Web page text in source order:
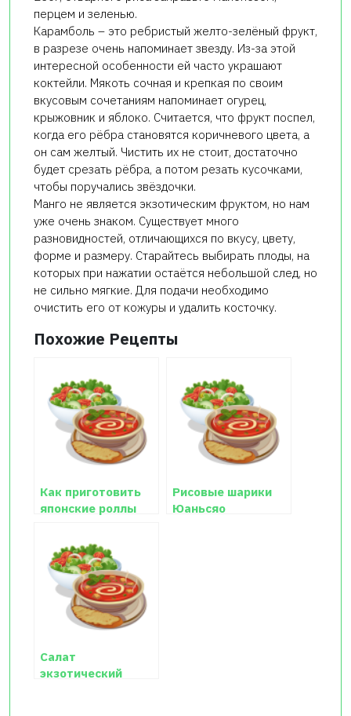
перцем и зеленью.
Карамболь – это ребристый желто-зелёный фрукт,
в разрезе очень напоминает звезду. Из-за этой
интересной особенности ей часто украшают
коктейли. Мякоть сочная и крепкая по своим
вкусовым сочетаниям напоминает огурец,
крыжовник и яблоко. Считается, что фрукт поспел,
когда его рёбра становятся коричневого цвета, а
он сам желтый. Чистить их не стоит, достаточно
будет срезать рёбра, а потом резать кусочками,
чтобы поручались звёздочки.
Манго не является экзотическим фруктом, но нам
уже очень знаком. Существует много
разновидностей, отличающихся по вкусу, цвету,
форме и размеру. Старайтесь выбирать плоды, на
которых при нажатии остаётся небольшой след, но
не сильно мягкие. Для подачи необходимо
очистить его от кожуры и удалить косточку.
Похожие Рецепты
Как приготовить
японские роллы
Рисовые шарики
Юаньсяо
Салат
экзотический